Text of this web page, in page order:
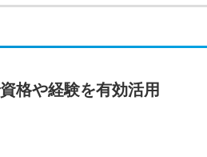
格や経験を有効活用